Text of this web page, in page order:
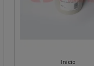
Inicio